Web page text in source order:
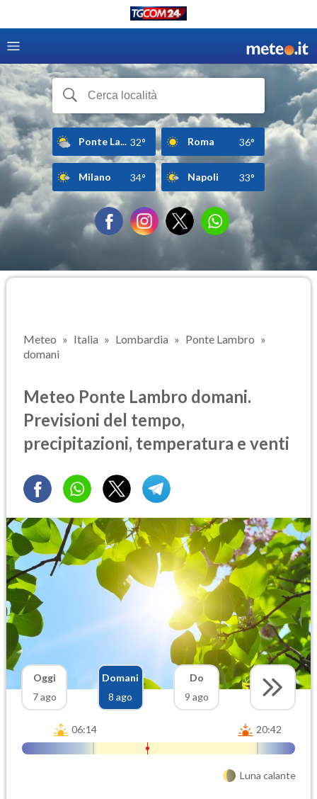
Ponte La... 32° Roma 36°
Milano 34° Napoli 33°
Meteo Italia Lombardia
Ponte Lambro
domani
Meteo Ponte Lambro domani.
Previsioni del tempo,
precipitazioni, temperatura e venti
Oggi
7 ago
Domani
8 ago
Do
9 ago
06:14 20:42
Luna calante